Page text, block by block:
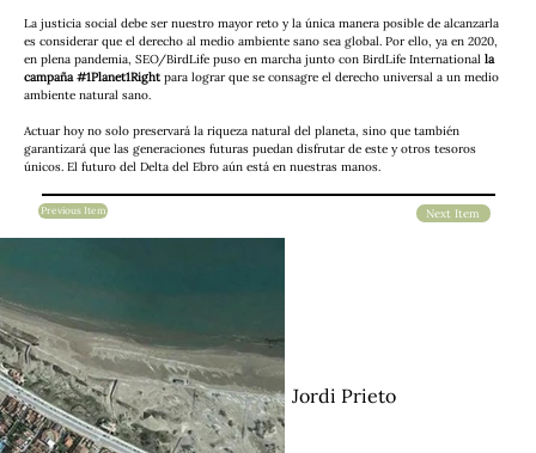
La justicia social debe ser nuestro mayor reto y la única manera posible de alcanzarla
es considerar que el derecho al medio ambiente sano sea global. Por ello, ya en 2020,
en plena pandemia, SEO/BirdLife puso en marcha junto con BirdLife International la
campaña #1Planet1Right para lograr que se consagre el derecho universal a un medio
ambiente natural sano.
Actuar hoy no solo preservará la riqueza natural del planeta, sino que también
garantizará que las generaciones futuras puedan disfrutar de este y otros tesoros
únicos. El futuro del Delta del Ebro aún está en nuestras manos.
Jordi Prieto
Previous Item Next Item